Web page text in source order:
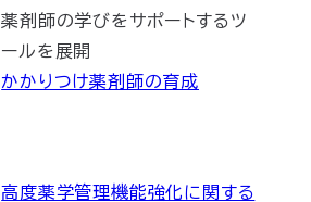
薬剤師の学びをサポートするツ
ールを展開
かかりつけ薬剤師の育成
高度薬学管理機能強化に関する